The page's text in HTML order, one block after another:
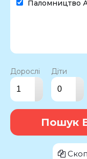
Паломництво
Дорослі Діти
Пошук